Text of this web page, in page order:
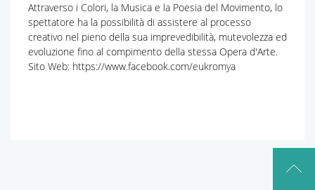
Attraverso i Colori, la Musica e la Poesia del Movimento, lo
spettatore ha la possibilità di assistere al processo
creativo nel pieno della sua imprevedibilità, mutevolezza ed
evoluzione fino al compimento della stessa Opera d'Arte.
Sito Web: https://www.facebook.com/eukromya